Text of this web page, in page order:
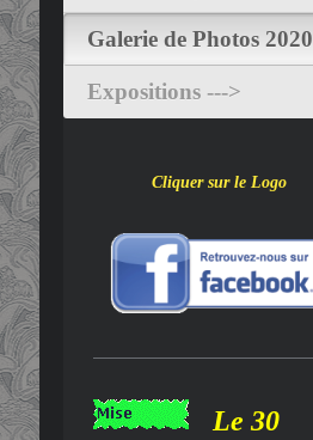
Galerie de Photos 2020
Expositions --->
Cliquer sur le Logo
Le 30